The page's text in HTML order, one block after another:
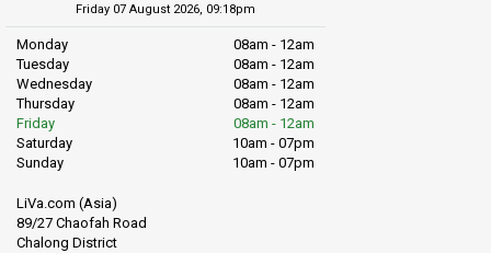
Friday 07 August 2026, 09:18pm
Monday
08am - 12am
Tuesday
08am - 12am
Wednesday
08am - 12am
Thursday
08am - 12am
Friday
08am - 12am
Saturday
10am - 07pm
Sunday
10am - 07pm
LiVa.com (Asia)
89/27 Chaofah Road
Chalong District